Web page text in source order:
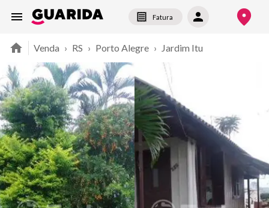
Fatura
Venda › RS › Porto Alegre › Jardim Itu